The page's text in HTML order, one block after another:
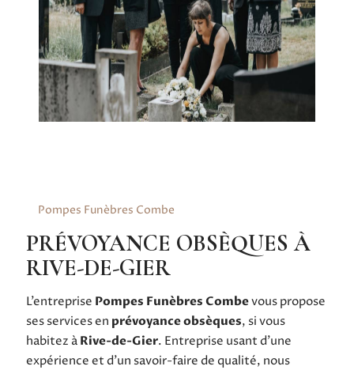
Pompes Funèbres Combe
PRÉVOYANCE OBSÈQUES À
RIVE-DE-GIER
L’entreprise Pompes Funèbres Combevous propose
ses services en prévoyance obsèques, si vous
habitez àRive-de-Gier. Entreprise usant d’une
expérience et d’un savoir-faire de qualité, nous